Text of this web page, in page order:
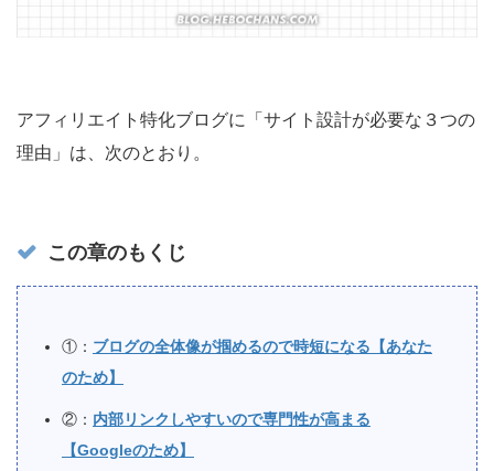
アフィリエイト特化ブログに「サイト設計が必要な３つの
理由」は、次のとおり。
この章のもくじ
①： ブログの全体像が掴めるので時短になる【あなた
のため】
②： 内部リンクしやすいので専門性が高まる
【Googleのため】